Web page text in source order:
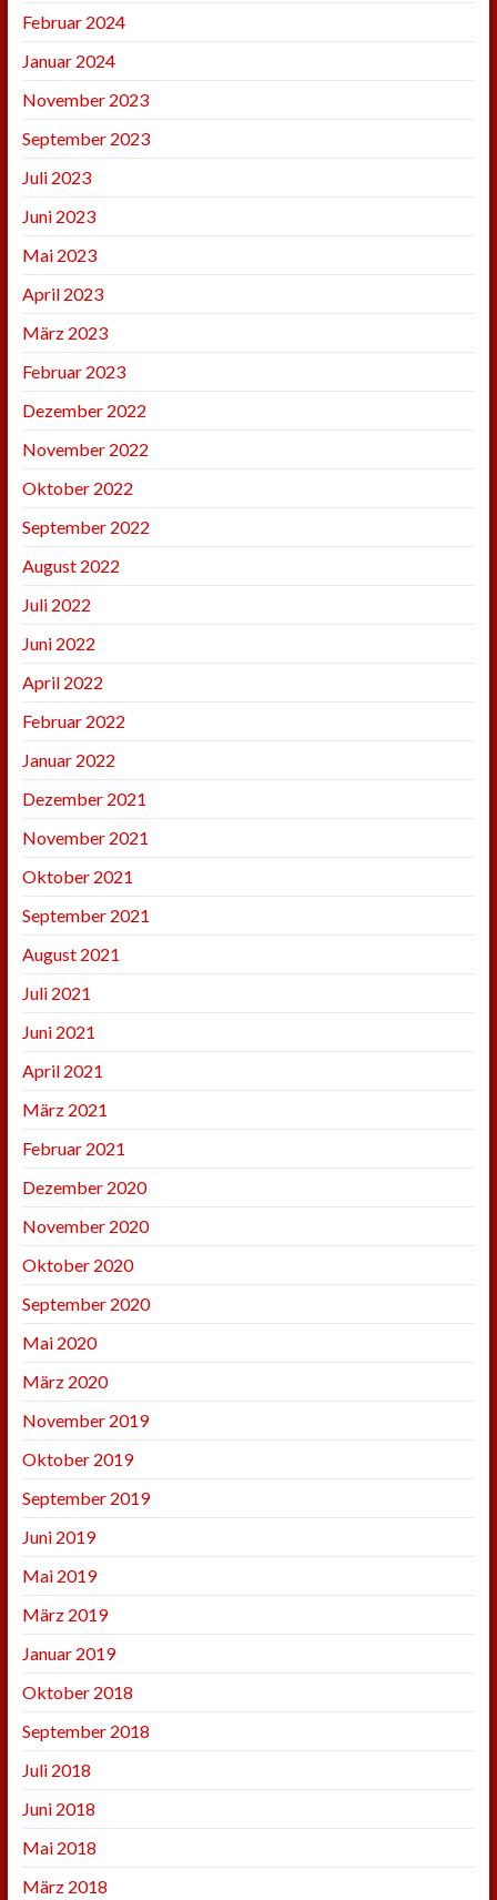
Februar 2024
Januar 2024
November 2023
September 2023
Juli 2023
Juni 2023
Mai 2023
April 2023
März 2023
Februar 2023
Dezember 2022
November 2022
Oktober 2022
September 2022
August 2022
Juli 2022
Juni 2022
April 2022
Februar 2022
Januar 2022
Dezember 2021
November 2021
Oktober 2021
September 2021
August 2021
Juli 2021
Juni 2021
April 2021
März 2021
Februar 2021
Dezember 2020
November 2020
Oktober 2020
September 2020
Mai 2020
März 2020
November 2019
Oktober 2019
September 2019
Juni 2019
Mai 2019
März 2019
Januar 2019
Oktober 2018
September 2018
Juli 2018
Juni 2018
Mai 2018
März 2018